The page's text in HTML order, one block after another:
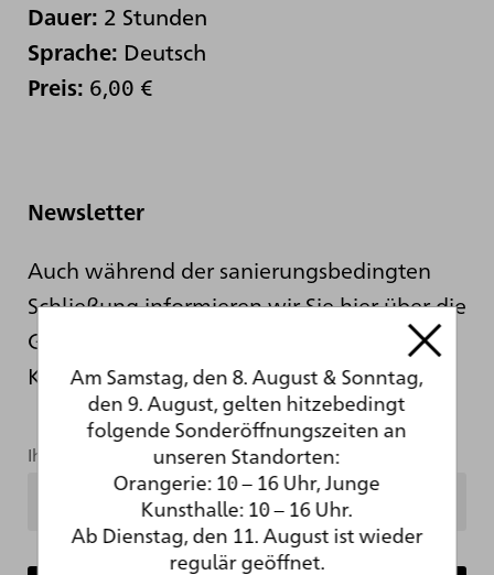
Dauer: 2 Stunden
Sprache: Deutsch
Preis: 6,00 €
Newsletter
Auch während der sanierungsbedingten
Schließung informieren wir Sie hier über die
Geschehnisse hinter den Kulissen der
Kunsthalle.
Ihre Mailadresse
Am Samstag, den 8. August & Sonntag,
den 9. August, gelten hitzebedingt
folgende Sonderöffnungszeiten an
unseren Standorten:
Orangerie: 10 – 16 Uhr, Junge
Kunsthalle: 10 – 16 Uhr.
Ab Dienstag, den 11. August ist wieder
regulär geöffnet.